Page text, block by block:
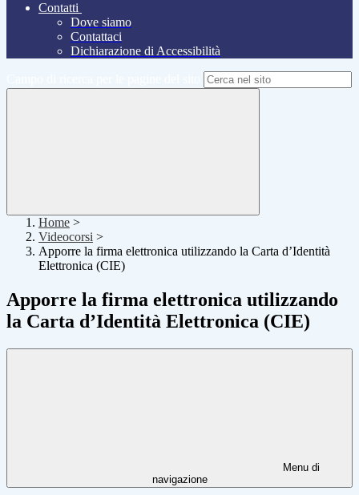
Contatti
Dove siamo
Contattaci
Dichiarazione di Accessibilità
Home >
Videocorsi >
Apporre la firma elettronica utilizzando la Carta d’Identità
Elettronica (CIE)
Apporre la firma elettronica utilizzando
la Carta d’Identità Elettronica (CIE)
Menu di
navigazione